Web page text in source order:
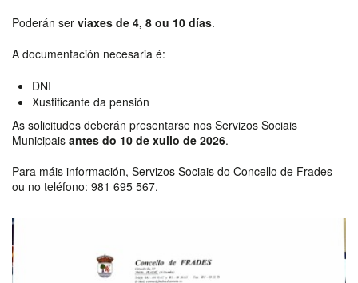
Poderán ser viaxes de 4, 8 ou 10 días.
A documentación necesaria é:
DNI
Xustificante da pensión
As solicitudes deberán presentarse nos Servizos Sociais
Municipais antes do 10 de xullo de 2026.
Para máis información, Servizos Sociais do Concello de Frades
ou no teléfono: 981 695 567.